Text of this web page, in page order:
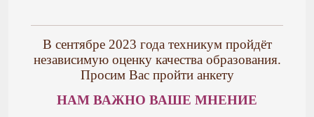
В сентябре 2023 года техникум пройдёт
независимую оценку качества образования.
Просим Вас пройти анкету
НАМ ВАЖНО ВАШЕ МНЕНИЕ